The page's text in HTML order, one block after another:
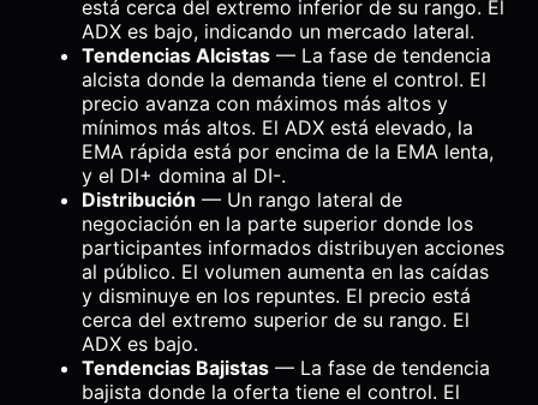
está cerca del extremo inferior de su rango. El
ADX es bajo, indicando un mercado lateral.
Tendencias Alcistas — La fase de tendencia
alcista donde la demanda tiene el control. El
precio avanza con máximos más altos y
mínimos más altos. El ADX está elevado, la
EMA rápida está por encima de la EMA lenta,
y el DI+ domina al DI-.
Distribución — Un rango lateral de
negociación en la parte superior donde los
participantes informados distribuyen acciones
al público. El volumen aumenta en las caídas
y disminuye en los repuntes. El precio está
cerca del extremo superior de su rango. El
ADX es bajo.
Tendencias Bajistas — La fase de tendencia
bajista donde la oferta tiene el control. El